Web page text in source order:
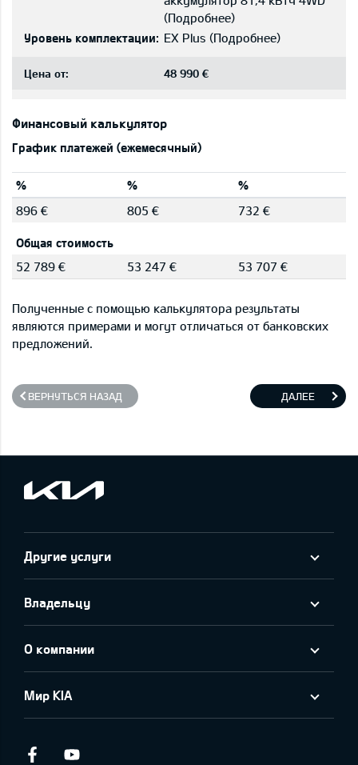
(Подробнее)
Уровень комплектации: EX Plus (Подробнее)
Цена от: 48 990 €
Финансовый калькулятор
График платежей (ежемесячный)
% %
%
896 €
805 € 732 €
Общая стоимость
52 789 €
53 247 € 53 707 €
Полученные с помощью калькулятора результаты
являются примерами и могут отличаться от банковских
предложений.
ВЕРНУТЬСЯ НАЗАД ДАЛЕЕ
Другие услуги
Владельцу
О компании
Мир KIA
Facebook